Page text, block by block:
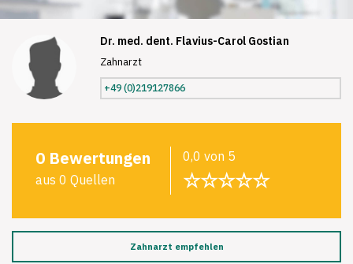
SUCHEN
Dr. med. dent. Flavius-Carol Gostian
Zahnarzt
+49 (0)219127866
0 Bewertungen
aus 0 Quellen
0,0 von 5
☆☆☆☆☆
Zahnarzt empfehlen